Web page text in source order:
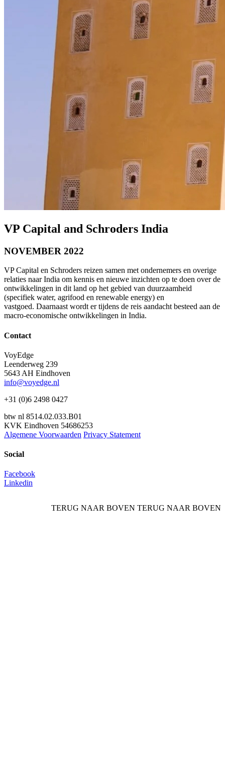
VP Capital and Schroders India
NOVEMBER 2022
VP Capital en Schroders reizen samen met ondernemers en overige
relaties naar India om kennis en nieuwe inzichten op te doen over de
ontwikkelingen in dit land op het gebied van duurzaamheid
(specifiek water, agrifood en renewable energy) en
vastgoed. Daarnaast wordt er tijdens de reis aandacht besteed aan de
macro-economische ontwikkelingen in India.
Contact
VoyEdge
Leenderweg 239
5643 AH Eindhoven
info@voyedge.nl
+31 (0)6 2498 0427
btw nl 8514.02.033.B01
KVK Eindhoven 54686253
Algemene Voorwaarden Privacy Statement
Social
Facebook
Linkedin
TERUG NAAR BOVEN TERUG NAAR BOVEN